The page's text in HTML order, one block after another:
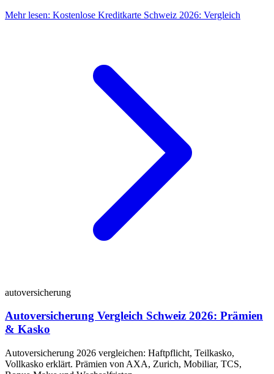
Mehr lesen: Kostenlose Kreditkarte Schweiz 2026: Vergleich
autoversicherung
Autoversicherung Vergleich Schweiz 2026: Prämien
& Kasko
Autoversicherung 2026 vergleichen: Haftpflicht, Teilkasko,
Vollkasko erklärt. Prämien von AXA, Zurich, Mobiliar, TCS,